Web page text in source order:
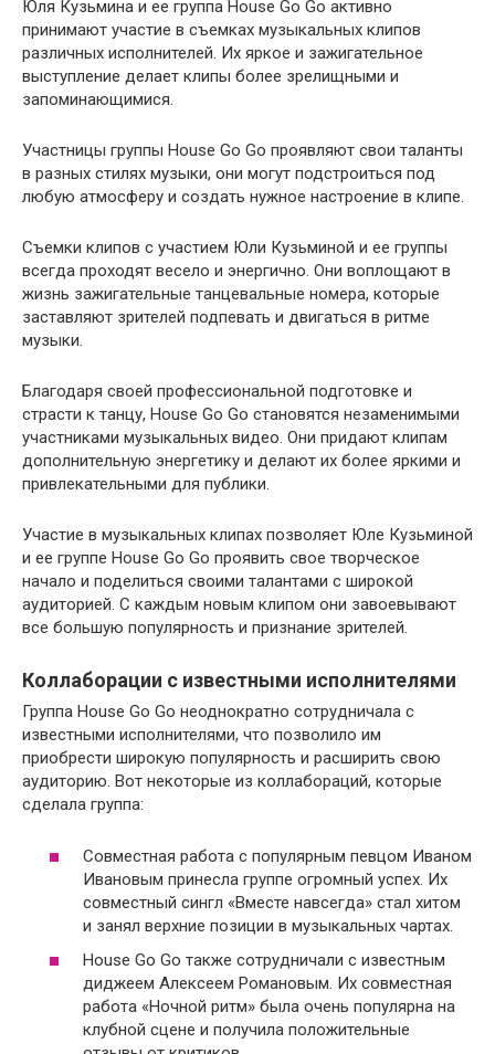
Юля Кузьмина и ее группа House Go Go активно
принимают участие в съемках музыкальных клипов
различных исполнителей. Их яркое и зажигательное
выступление делает клипы более зрелищными и
запоминающимися.
Участницы группы House Go Go проявляют свои таланты
в разных стилях музыки, они могут подстроиться под
любую атмосферу и создать нужное настроение в клипе.
Съемки клипов с участием Юли Кузьминой и ее группы
всегда проходят весело и энергично. Они воплощают в
жизнь зажигательные танцевальные номера, которые
заставляют зрителей подпевать и двигаться в ритме
музыки.
Благодаря своей профессиональной подготовке и
страсти к танцу, House Go Go становятся незаменимыми
участниками музыкальных видео. Они придают клипам
дополнительную энергетику и делают их более яркими и
привлекательными для публики.
Участие в музыкальных клипах позволяет Юле Кузьминой
и ее группе House Go Go проявить свое творческое
начало и поделиться своими талантами с широкой
аудиторией. С каждым новым клипом они завоевывают
все большую популярность и признание зрителей.
Коллаборации с известными исполнителями
Группа House Go Go неоднократно сотрудничала с
известными исполнителями, что позволило им
приобрести широкую популярность и расширить свою
аудиторию. Вот некоторые из коллабораций, которые
сделала группа:
Совместная работа с популярным певцом Иваном
Ивановым принесла группе огромный успех. Их
совместный сингл «Вместе навсегда» стал хитом
и занял верхние позиции в музыкальных чартах.
House Go Go также сотрудничали с известным
диджеем Алексеем Романовым. Их совместная
работа «Ночной ритм» была очень популярна на
клубной сцене и получила положительные